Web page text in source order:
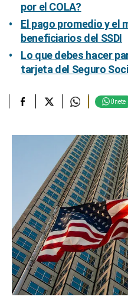
por el COLA?
El pago promedio y el
beneficiarios del SSDI
Lo que debes hacer
tarjeta del Seguro
Únete